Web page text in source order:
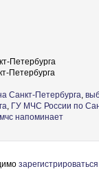
Петербурга
Петербурга
Санкт-Петербурга,
, ГУ МЧС России по
мчс напоминает
зарегистрироваться